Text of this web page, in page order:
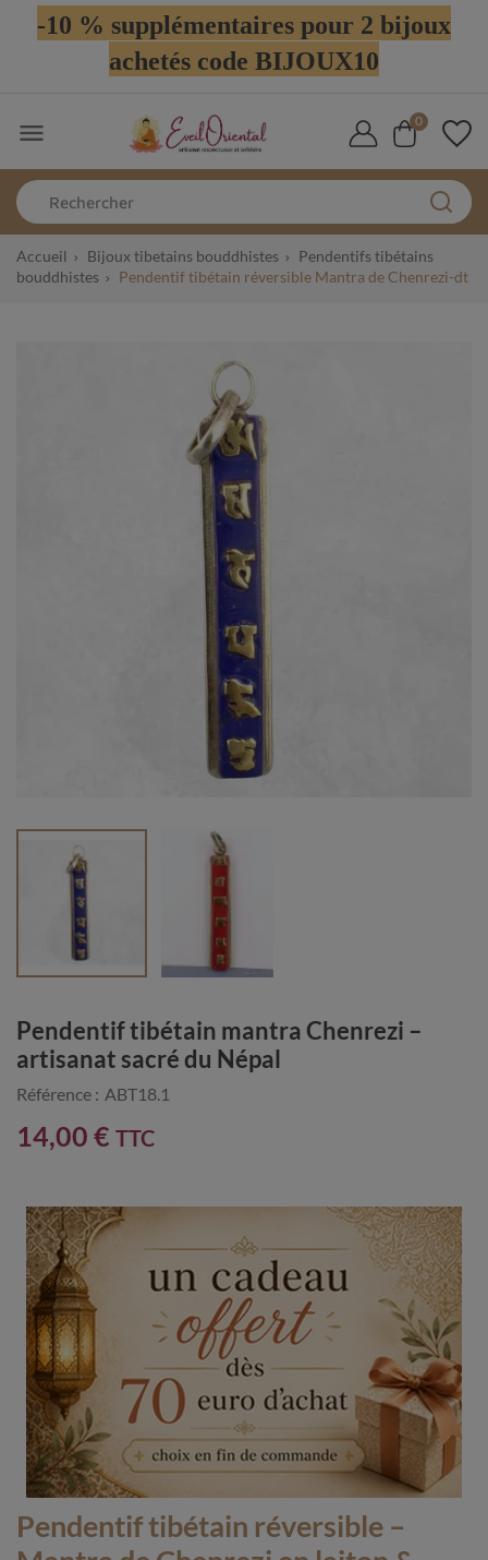
-10 % supplémentaires pour 2 bijoux
achetés code BIJOUX10
 0
Accueil Bijoux tibetains bouddhistes
Pendentifs tibétains
bouddhistes
Pendentif tibétain réversible Mantra de Chenrezi-dt
Pendentif tibétain mantra Chenrezi –
artisanat sacré du Népal
Référence : ABT18.1
14,00 € TTC
Pendentif tibétain réversible –